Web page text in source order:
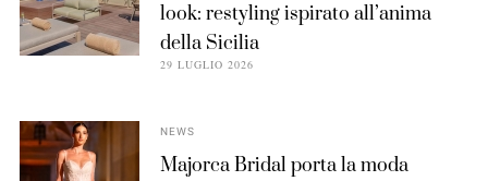
look: restyling ispirato all’anima
della Sicilia
29 LUGLIO 2026
NEWS
Majorca Bridal porta la moda